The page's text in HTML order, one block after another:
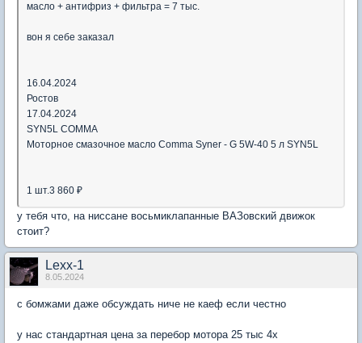
масло + антифриз + фильтра = 7 тыс.
вон я себе заказал
16.04.2024
Ростов
17.04.2024
SYN5L COMMA
Моторное смазочное масло Comma Syner - G 5W-40 5 л SYN5L
1 шт.3 860 ₽
у тебя что, на ниссане восьмиклапанные ВАЗовский движок
стоит?
Lexx-1
8.05.2024
с бомжами даже обсуждать ниче не каеф если честно
у нас стандартная цена за перебор мотора 25 тыс 4х